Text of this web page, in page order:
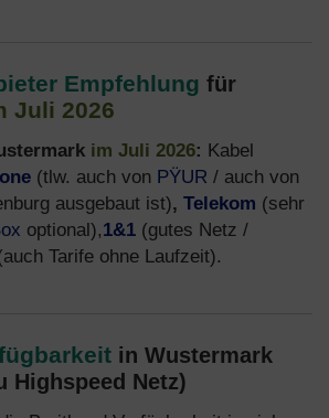
Empfehlung für
Juli 2026
im Juli 2026: Kabel
(tlw. auch von PŸUR / auch von
ausgebaut ist), Telekom (sehr
optional),1&1 (gutes Netz /
Tarife ohne Laufzeit).
in Wustermark
Highspeed Netz)